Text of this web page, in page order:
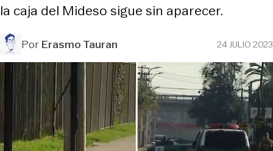
la caja del Mideso sigue sin aparecer.
PorErasmo Tauran 24 JULIO 2023